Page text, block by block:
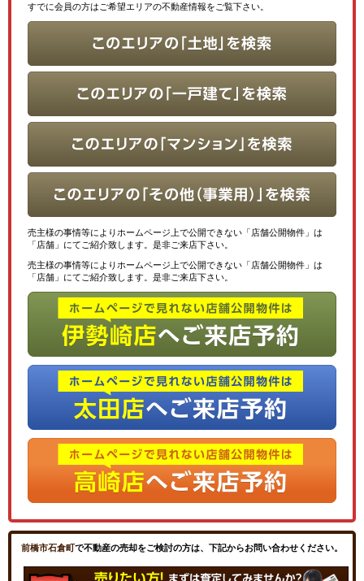
すでに会員の方はご希望エリアの不動産情報をご覧下さい。
売主様の事情等によりホームページ上で公開できない「店舗公開物件」は
「店舗」にてご紹介致します。是非ご来店下さい。
売主様の事情等によりホームページ上で公開できない「店舗公開物件」は
「店舗」にてご紹介致します。是非ご来店下さい。
前橋市石倉町で不動産の売却をご検討の方は、下記からお問い合わせください。